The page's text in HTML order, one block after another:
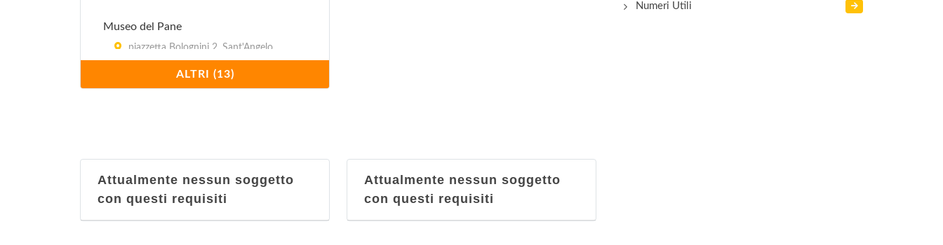
Museo del Pane
piazzetta Bolognini 2, Sant'Angelo
Lodigiano
Museo della Civiltà Contadina Cioca e
Berloca
piazza Giacomo Matteotti 1, Cavenago
ALTRI (13)
Attualmente nessun soggetto
con questi requisiti
Attualmente nessun soggetto
con questi requisiti
Numeri Utili